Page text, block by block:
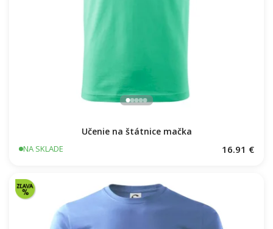
Učenie na štátnice mačka
NA SKLADE 16.91 €